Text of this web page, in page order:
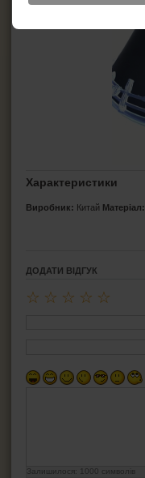
Характеристики
Виробник: Китай Матеріал:
ДОДАТИ ВІДГУК
☆
☆
☆
☆
☆
Залишилося: 1000 символів